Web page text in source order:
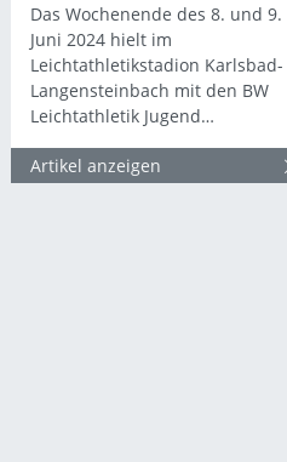
Das Wochenende des 8. und 9.
Juni 2024 hielt im
Leichtathletikstadion Karlsbad-
Langensteinbach mit den BW
Leichtathletik Jugend…
Artikel anzeigen